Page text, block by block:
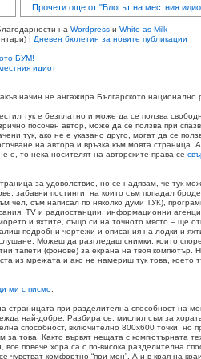
Прочети още от "Блогът на местния
на Wordpress и White as Milk
| Дневен бюлетин за новите публикации
БУМ!
идиот
начин не ангажира Българското национално
тук е безплатно и може да се ползва
посочен автор, може да се ползва при
тук, ако не е указано друго, могат да се
на автора и връзка към моята страница.
е, то нека носителят на авторските права се
за удоволствие, но се надявам, че тук
забавни постинги, на които съм попадал
чел, съм написал по няколко думи ТУК),
TV и радиостанции, информационни
и яхтите, също си на точното място – ще
подробни чертежи и описания на лодки и
Можеш да разгледаш снимки, които
тапети (фонове) за екрана на твоя компютър.
из мрежата и ако не намериш тук това, което
ми с писмо
страницата при разделителна способност на
най-добре. Разбира се, мислил съм за
способност, включително 800х600 точки, но
за това. Както вървят нещата с компютърната
повече хора са с по-висока разделителна
чувстват комфортно “при мен”. А и в края на